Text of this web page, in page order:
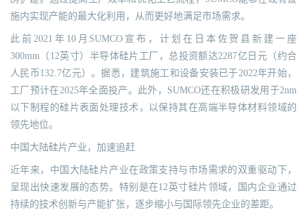
施内实现产能的最大化利用，从而更好地满足市场需求。
此前2021年10月SUMCO宣布，计划在日本佐贺县新建一座
300mm（12英寸）半导体硅片工厂，总投资额达2287亿日元（约合
人民币132.7亿元）。据悉，建筑施工和设备安装已于2022年开始，
工厂预计在2025年全面投产。此外，SUMCO还在积极研发用于2nm
以下制程的硅片表面处理技术，以保持其在高端半导体材料领域的
领先地位。
中国大陆硅片产业，加速追赶
近年来，中国大陆硅片产业在政策支持与市场需求的双重驱动下，
呈现出快速发展的态势。特别是在12英寸硅片领域，国内企业通过
持续的技术创新与产能扩张，逐步缩小与国际领先企业的差距。